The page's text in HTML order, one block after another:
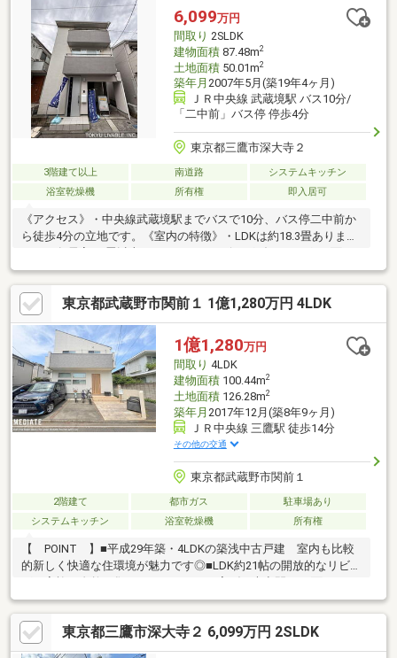
□イトーヨーカドー武蔵境店まで約1050m （徒歩14分）
6,099万円
間取り 2SLDK
建物面積87.48m2
土地面積50.01m2
築年月 2007年5月(築19年4ヶ月)
ＪＲ中央線 武蔵境駅 バス10分/
「二中前」バス停 停歩4分
東京都三鷹市深大寺２
3階建て以上 南道路
システムキッチン
浴室乾燥機
所有権 即入居可
《アクセス》・中央線武蔵境駅までバスで10分、バス停二中前か
ら徒歩4分の立地です。《室内の特徴》・LDKは約18.3畳ありま
窓を配し、明るく開放感ある空間を演出します。・各居室に収納
があります。・キッチンには、食洗機、浄水器が備え付けとなっ
ています。・トイレは温水洗浄機能付きです。・１階と３階にト
イレがあります。《駐車場》・1台分の駐車場があります。是非、
お気軽にお問い合わせください！
東京都武蔵野市関前１ 1億1,280万円 4LDK
1億1,280万円
間取り 4LDK
建物面積100.44m2
土地面積126.28m2
築年月 2017年12月(築8年9ヶ月)
ＪＲ中央線 三鷹駅 徒歩14分
その他の交通
東京都武蔵野市関前１
2階建て 都市ガス
駐車場あり
システムキッチン
浴室乾燥機 所有権
【 POINT 】■平成29年築・4LDKの築浅中古戸建 室内も比較
的新しく快適な住環境が魅力です◎■LDK約21帖の開放的なリビン
グ 家族が自然と集まり、ゆったりと寛げる大空間！■3面バルコ
ニーの開放的な設計 採光・通風に優れ、洗濯物やガーデニング
など多彩に活用できます♪【 AREA 】■JR中央線「三鷹」駅徒
歩14分 新宿・東京方面へダイレクトアクセスが可能で、通勤・
通学にも便利♪■人気の武蔵野市アドレス 住みやすさに定評があ
東京都三鷹市深大寺２ 6,099万円 2SLDK